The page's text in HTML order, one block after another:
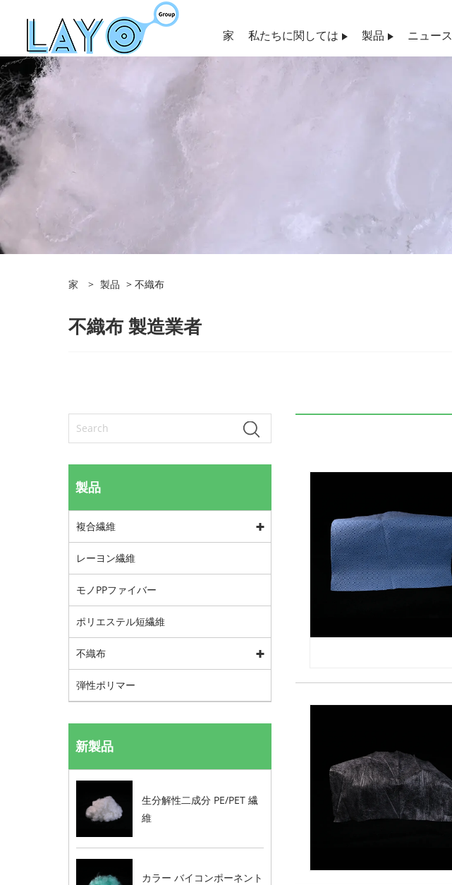
家 私たちに関しては 製品 ニュース
家 > 製品 > 不織布
不織布 製造業者
製品
複合繊維
レーヨン繊維
モノPPファイバー
ポリエステル短繊維
不織布
弾性ポリマー
新製品
生分解性二成分 PE/PET 繊
維
カラー バイコンポーネント